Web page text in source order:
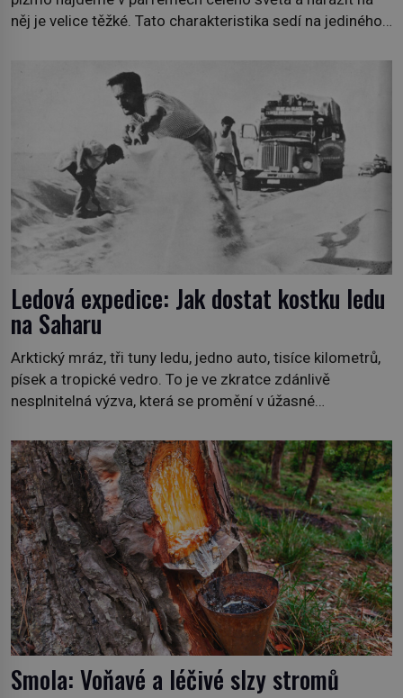
něj je velice těžké. Tato charakteristika sedí na jediného
1778), jenže v Asii o něm ví už celá staletí. Zvíře
připomíná jelena, v kohoutku dosahuje […]
Ledová expedice: Jak dostat kostku ledu
na Saharu
Arktický mráz, tři tuny ledu, jedno auto, tisíce kilometrů,
písek a tropické vedro. To je ve zkratce zdánlivě
nesplnitelná výzva, která se promění v úžasné
na podzim 1958 jako hec. Rádio Luxembourg přichází s
neobvyklou výzvou. Tomu, kdo dokáže dopravit ze
severního polárního kruhu na […]
Smola: Voňavé a léčivé slzy stromů